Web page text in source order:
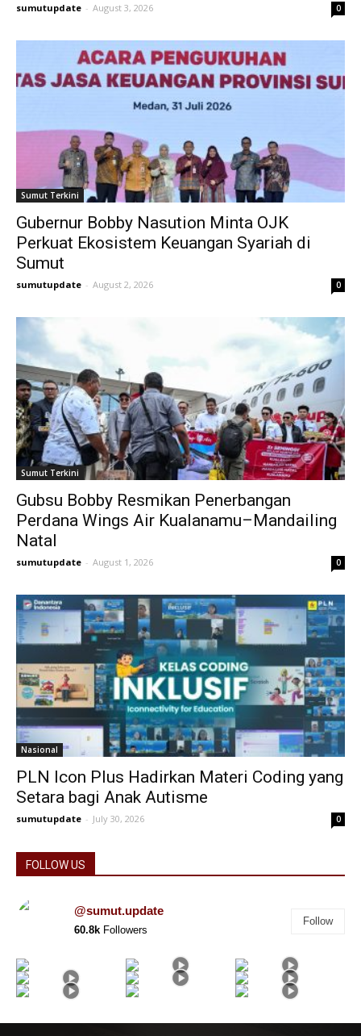
sumutupdate - August 3, 2026 0
Sumut Terkini
Gubernur Bobby Nasution Minta OJK
Perkuat Ekosistem Keuangan Syariah di
Sumut
sumutupdate - August 2, 2026 0
Sumut Terkini
Gubsu Bobby Resmikan Penerbangan
Perdana Wings Air Kualanamu–Mandailing
Natal
sumutupdate - August 1, 2026 0
Nasional
PLN Icon Plus Hadirkan Materi Coding yang
Setara bagi Anak Autisme
sumutupdate - July 30, 2026 0
FOLLOW US
@sumut.update
60.8k Followers
Follow